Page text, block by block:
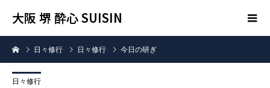
大阪 堺 酔心 SUISIN
日々修行 日々修行 今日の研ぎ
日々修行